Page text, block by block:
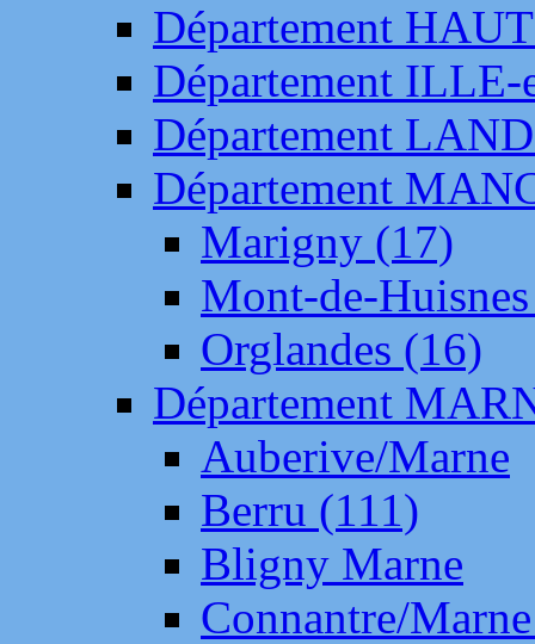
Département
Département
Département
Département
Marigny (17)
Mont-de-
Orglandes (16)
Département
Auberive/Marne
Berru (111)
Bligny Marne
Connantre/